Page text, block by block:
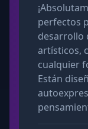
perfectos
desarrollo
artísticos,
cualquier
Están